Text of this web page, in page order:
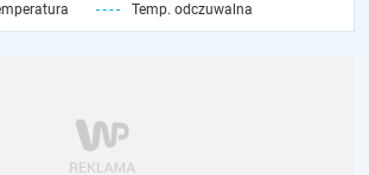
Temp. odczuwalna